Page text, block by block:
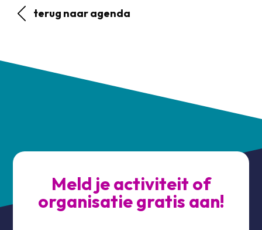
terug naar agenda
Meld je activiteit of
organisatie gratis aan!